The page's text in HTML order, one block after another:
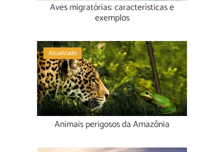
Aves migratórias: características e
exemplos
Atualizado
Animais perigosos da Amazônia